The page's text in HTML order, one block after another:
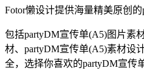
Fotor懒设计提供海量精美原创的
包括partyDM宣传单(A5)图片素材
材、 partyDM宣传单(A5)素材设计
全，选择你喜欢的partyDM宣传